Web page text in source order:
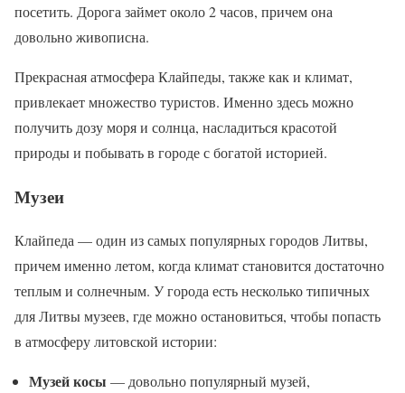
посетить. Дорога займет около 2 часов, причем она
довольно живописна.
Прекрасная атмосфера Клайпеды, также как и климат,
привлекает множество туристов. Именно здесь можно
получить дозу моря и солнца, насладиться красотой
природы и побывать в городе с богатой историей.
Музеи
Клайпеда — один из самых популярных городов Литвы,
причем именно летом, когда климат становится достаточно
теплым и солнечным. У города есть несколько типичных
для Литвы музеев, где можно остановиться, чтобы попасть
в атмосферу литовской истории:
Музей косы — довольно популярный музей,